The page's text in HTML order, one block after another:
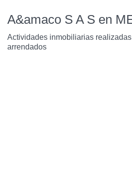
A&amaco S A S en
Actividades inmobiliarias
arrendados